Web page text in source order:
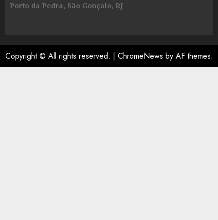
Porto da Pedra, São Gonçalo, RJ
Copyright © All rights reserved. | ChromeNews by AF themes.